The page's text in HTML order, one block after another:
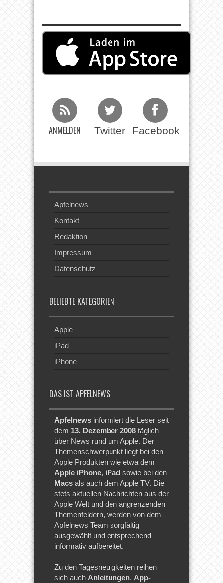
ANMELDEN Twitter Facebook
Apfelnews
Kontakt
Redaktion
Impressum
Datenschutz
BELIEBTE KATEGORIEN
Apple
iPad
iPhone
DAS IST APFELNEWS
Apfelnews informiert die Leser seit
dem 13. Dezember 2008 täglich
über News rund um Apple. Der
Themenschwerpunkt liegt bei den
Apple Produkten wie etwa dem
Apple iPhone, iPad sowie bei den
Macs als auch dem Apple TV. Die
stets aktuellen Nachrichten aus der
Apple Welt und den angrenzenden
Themenfeldern, werden von dem
Apfelnews Team sorgfältig
ausgewählt und entsprechend
informativ aufbereitet.
Zu den Tagesneuigkeiten reihen
sich auch Anleitungen, App-